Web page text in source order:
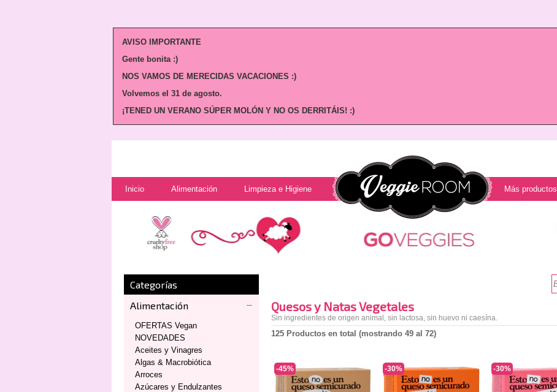
AVISO IMPORTANTE
Gente bonita :)
NOS VAMOS DE MERECIDAS VACACIONES :)
Volvemos el 31 de agosto.
¡TENED UN VERANO SÚPER MOLÓN Y NO OS DERRITÁIS! :)
Inicio Alimentación Limpieza e Higiene Más productos
Categorías
Alimentación
OFERTAS Vegan
NOVEDADES
Aceites y Vinagres
Algas & Macrobiótica
Arroces
Azúcares y Endulzantes
Quesos y Natas Vegetales
Sin ingredientes de origen animal, sin lactosa, sin huevo ni caesína.
125 Productos en total (mostrando 49 al 72)
-45% -30% -30%